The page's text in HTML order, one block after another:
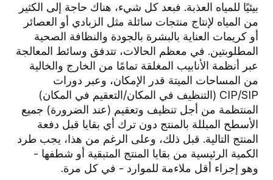
بيئيًا للمياه العذبة. فبعد كل شيء، هناك حاجة إلى الكثير
من المياه لإنتاج منتجات سائلة مثل الزبادي أو العصائر
أو كريمات العناية بالبشرة بالجودة والنظافة الصحية
المطلوبتين. في معظم الحالات، تتدفق وسائط المعالجة
عبر أنظمة الأنابيب المغلقة تمامًا من الخارج والخالية
من المساحات الميتة قدر الإمكان، وعبر دورات
CIP/SIP (التنظيف في المكان/التعقيم في المكان)
المنتظمة من أجل تنظيف وتعقيم (عند الضرورة) جميع
الأسطح المبللة بالمنتج دون ترك أي بقايا قبل دفعة
المنتج التالية. قبل ذلك، وعلى الرغم من هذا، يجب طرد
الكمية الرئيسية من بقايا المنتج المتبقية أو شطفها -
وهو إجراء أقل ملاءمة للموارد - في كل مرة.